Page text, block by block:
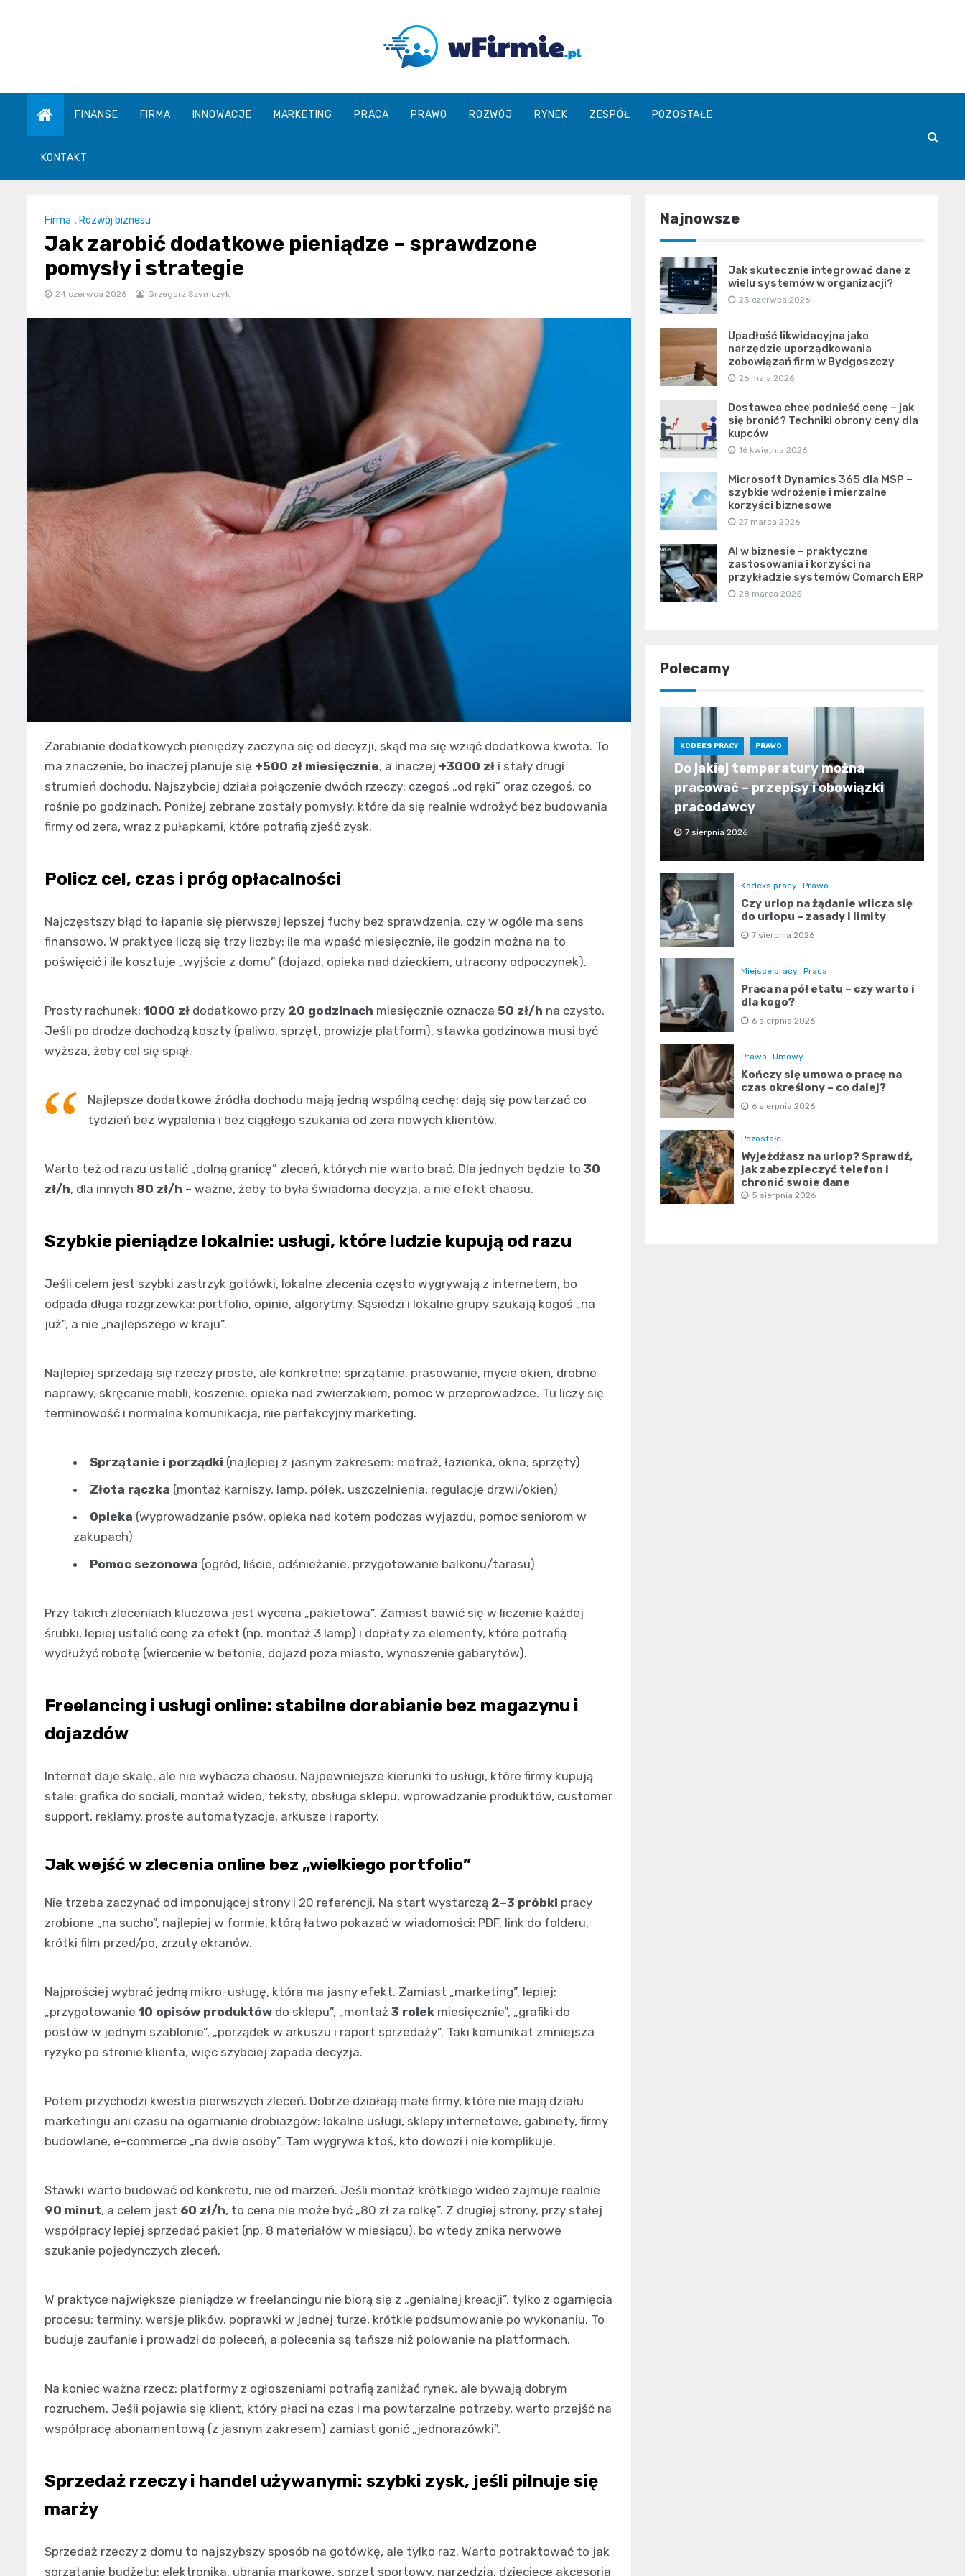
Wfirmie.pl
FINANSE FIRMA INNOWACJE MARKETING PRACA PRAWO ROZWÓJ RYNEK ZESPÓŁ POZOSTAŁE
KONTAKT
Firma , Rozwój biznesu
Jak zarobić dodatkowe pieniądze – sprawdzone
pomysły i strategie
24 czerwca 2026 Grzegorz Szymczyk
Zarabianie dodatkowych pieniędzy zaczyna się od decyzji, skąd ma się wziąć dodatkowa kwota. To
ma znaczenie, bo inaczej planuje się +500 zł miesięcznie, a inaczej +3000 zł i stały drugi
strumień dochodu. Najszybciej działa połączenie dwóch rzeczy: czegoś „od ręki” oraz czegoś, co
rośnie po godzinach. Poniżej zebrane zostały pomysły, które da się realnie wdrożyć bez budowania
firmy od zera, wraz z pułapkami, które potrafią zjeść zysk.
Policz cel, czas i próg opłacalności
Najczęstszy błąd to łapanie się pierwszej lepszej fuchy bez sprawdzenia, czy w ogóle ma sens
finansowo. W praktyce liczą się trzy liczby: ile ma wpaść miesięcznie, ile godzin można na to
poświęcić i ile kosztuje „wyjście z domu” (dojazd, opieka nad dzieckiem, utracony odpoczynek).
Prosty rachunek: 1000 zł dodatkowo przy 20 godzinach miesięcznie oznacza 50 zł/h na czysto.
Jeśli po drodze dochodzą koszty (paliwo, sprzęt, prowizje platform), stawka godzinowa musi być
wyższa, żeby cel się spiął.
Najlepsze dodatkowe źródła dochodu mają jedną wspólną cechę: dają się powtarzać co
tydzień bez wypalenia i bez ciągłego szukania od zera nowych klientów.
Warto też od razu ustalić „dolną granicę” zleceń, których nie warto brać. Dla jednych będzie to 30
zł/h, dla innych 80 zł/h – ważne, żeby to była świadoma decyzja, a nie efekt chaosu.
Szybkie pieniądze lokalnie: usługi, które ludzie kupują od razu
Jeśli celem jest szybki zastrzyk gotówki, lokalne zlecenia często wygrywają z internetem, bo
odpada długa rozgrzewka: portfolio, opinie, algorytmy. Sąsiedzi i lokalne grupy szukają kogoś „na
już”, a nie „najlepszego w kraju”.
Najlepiej sprzedają się rzeczy proste, ale konkretne: sprzątanie, prasowanie, mycie okien, drobne
naprawy, skręcanie mebli, koszenie, opieka nad zwierzakiem, pomoc w przeprowadzce. Tu liczy się
terminowość i normalna komunikacja, nie perfekcyjny marketing.
Sprzątanie i porządki (najlepiej z jasnym zakresem: metraż, łazienka, okna, sprzęty)
Złota rączka (montaż karniszy, lamp, półek, uszczelnienia, regulacje drzwi/okien)
Opieka (wyprowadzanie psów, opieka nad kotem podczas wyjazdu, pomoc seniorom w
zakupach)
Pomoc sezonowa (ogród, liście, odśnieżanie, przygotowanie balkonu/tarasu)
Przy takich zleceniach kluczowa jest wycena „pakietowa”. Zamiast bawić się w liczenie każdej
śrubki, lepiej ustalić cenę za efekt (np. montaż 3 lamp) i dopłaty za elementy, które potrafią
wydłużyć robotę (wiercenie w betonie, dojazd poza miasto, wynoszenie gabarytów).
Freelancing i usługi online: stabilne dorabianie bez magazynu i
dojazdów
Internet daje skalę, ale nie wybacza chaosu. Najpewniejsze kierunki to usługi, które firmy kupują
stale: grafika do sociali, montaż wideo, teksty, obsługa sklepu, wprowadzanie produktów, customer
support, reklamy, proste automatyzacje, arkusze i raporty.
Jak wejść w zlecenia online bez „wielkiego portfolio”
Nie trzeba zaczynać od imponującej strony i 20 referencji. Na start wystarczą 2–3 próbki pracy
zrobione „na sucho”, najlepiej w formie, którą łatwo pokazać w wiadomości: PDF, link do folderu,
krótki film przed/po, zrzuty ekranów.
Najprościej wybrać jedną mikro-usługę, która ma jasny efekt. Zamiast „marketing”, lepiej:
„przygotowanie 10 opisów produktów do sklepu”, „montaż 3 rolek miesięcznie”, „grafiki do
postów w jednym szablonie”, „porządek w arkuszu i raport sprzedaży”. Taki komunikat zmniejsza
ryzyko po stronie klienta, więc szybciej zapada decyzja.
Potem przychodzi kwestia pierwszych zleceń. Dobrze działają małe firmy, które nie mają działu
marketingu ani czasu na ogarnianie drobiazgów: lokalne usługi, sklepy internetowe, gabinety, firmy
budowlane, e-commerce „na dwie osoby”. Tam wygrywa ktoś, kto dowozi i nie komplikuje.
Stawki warto budować od konkretu, nie od marzeń. Jeśli montaż krótkiego wideo zajmuje realnie
90 minut, a celem jest 60 zł/h, to cena nie może być „80 zł za rolkę”. Z drugiej strony, przy stałej
współpracy lepiej sprzedać pakiet (np. 8 materiałów w miesiącu), bo wtedy znika nerwowe
szukanie pojedynczych zleceń.
W praktyce największe pieniądze w freelancingu nie biorą się z „genialnej kreacji”, tylko z ogarnięcia
procesu: terminy, wersje plików, poprawki w jednej turze, krótkie podsumowanie po wykonaniu. To
buduje zaufanie i prowadzi do poleceń, a polecenia są tańsze niż polowanie na platformach.
Na koniec ważna rzecz: platformy z ogłoszeniami potrafią zaniżać rynek, ale bywają dobrym
rozruchem. Jeśli pojawia się klient, który płaci na czas i ma powtarzalne potrzeby, warto przejść na
współpracę abonamentową (z jasnym zakresem) zamiast gonić „jednorazówki”.
Sprzedaż rzeczy i handel używanymi: szybki zysk, jeśli pilnuje się
marży
Sprzedaż rzeczy z domu to najszybszy sposób na gotówkę, ale tylko raz. Warto potraktować to jak
sprzątanie budżetu: elektronika, ubrania markowe, sprzęt sportowy, narzędzia, dziecięce akcesoria
Najnowsze
Jak skutecznie integrować dane z
wielu systemów w organizacji?
23 czerwca 2026
Upadłość likwidacyjna jako
narzędzie uporządkowania
zobowiązań firm w Bydgoszczy
26 maja 2026
Dostawca chce podnieść cenę – jak
się bronić? Techniki obrony ceny dla
kupców
16 kwietnia 2026
Microsoft Dynamics 365 dla MSP –
szybkie wdrożenie i mierzalne
korzyści biznesowe
27 marca 2026
AI w biznesie – praktyczne
zastosowania i korzyści na
przykładzie systemów Comarch ERP
28 marca 2025
Polecamy
KODEKS PRACY PRAWO
Do jakiej temperatury można
pracować – przepisy i obowiązki
pracodawcy
7 sierpnia 2026
Kodeks pracy Prawo
Czy urlop na żądanie wlicza się
do urlopu – zasady i limity
7 sierpnia 2026
Miejsce pracy Praca
Praca na pół etatu – czy warto i
dla kogo?
6 sierpnia 2026
Prawo Umowy
Kończy się umowa o pracę na
czas określony – co dalej?
6 sierpnia 2026
Pozostałe
Wyjeżdżasz na urlop? Sprawdź,
jak zabezpieczyć telefon i
chronić swoje dane
5 sierpnia 2026